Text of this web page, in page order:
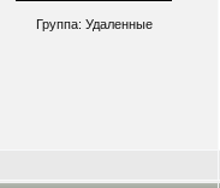
Группа: Удаленные